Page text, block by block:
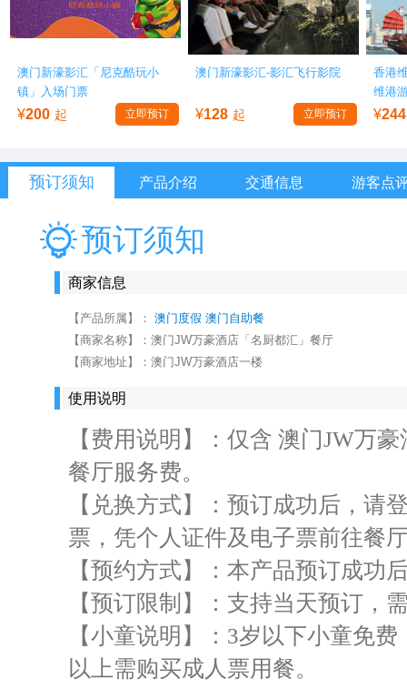
澳门新濠影汇「尼克酷玩小
镇」入场门票
¥200 起 立即预订
澳门新濠影汇-影汇飞行影院
¥128 起 立即预订
香港
维港
¥244
预订须知 产品介绍 交通信息 游客点
预订须知
商家信息
【产品所属】： 澳门度假 澳门自助餐
【商家名称】： 澳门JW万豪酒店「名厨都汇」餐厅
【商家地址】： 澳门JW万豪酒店一楼
使用说明
【费用说明】：仅含 澳门JW万
餐厅服务费。
【兑换方式】：预订成功后，请
票，凭个人证件及电子票前往餐
【预约方式】：本产品预订成功
【预订限制】：支持当天预订，
【小童说明】：3岁以下小童免
以上需购买成人票用餐。